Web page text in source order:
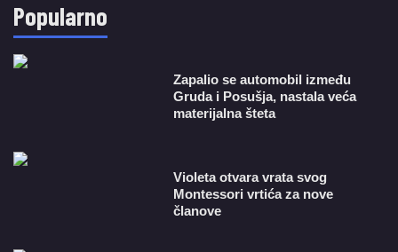
Popularno
Zapalio se automobil između
Gruda i Posušja, nastala veća
materijalna šteta
Violeta otvara vrata svog
Montessori vrtića za nove
članove